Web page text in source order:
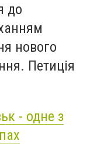
до
нового
Петиція
- одне з